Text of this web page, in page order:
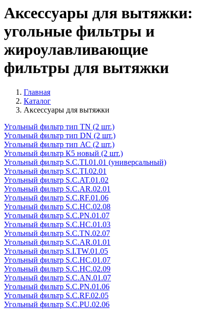
Аксессуары для вытяжки:
угольные фильтры и
жироулавливающие
фильтры для вытяжки
Главная
Каталог
Аксессуары для вытяжки
Угольный фильтр тип TN (2 шт.)
Угольный фильтр тип DN (2 шт.)
Угольный фильтр тип АС (2 шт.)
Угольный фильтр К5 новый (2 шт.)
Угольный фильтр S.C.TI.01.01 (универсальный)
Угольный фильтр S.C.TI.02.01
Угольный фильтр S.C.AT.01.02
Угольный фильтр S.C.AR.02.01
Угольный фильтр S.C.RF.01.06
Угольный фильтр S.C.HC.02.08
Угольный фильтр S.C.PN.01.07
Угольный фильтр S.C.HC.01.03
Угольный фильтр S.C.ТN.02.07
Угольный фильтр S.C.AR.01.01
Угольный фильтр S.I.TW.01.05
Угольный фильтр S.C.HC.01.07
Угольный фильтр S.C.HC.02.09
Угольный фильтр S.C.AN.01.07
Угольный фильтр S.C.PN.01.06
Угольный фильтр S.C.RF.02.05
Угольный фильтр S.C.PU.02.06